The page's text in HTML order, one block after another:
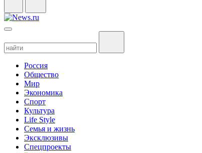
Россия
Общество
Мир
Экономика
Спорт
Культура
Life Style
Семья и жизнь
Эксклюзивы
Спецпроекты